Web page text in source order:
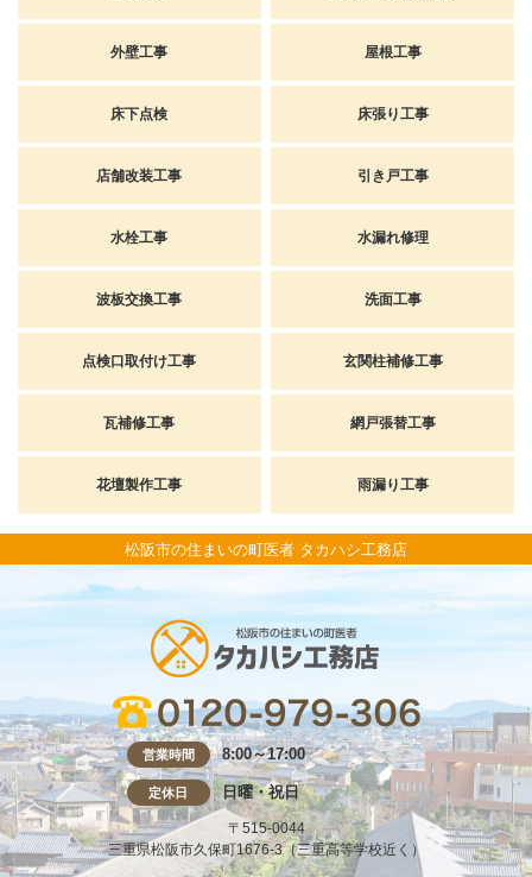
外壁工事 屋根工事
床下点検 床張り工事
店舗改装工事 引き戸工事
水栓工事 水漏れ修理
波板交換工事 洗面工事
点検口取付け工事 玄関柱補修工事
瓦補修工事 網戸張替工事
花壇製作工事 雨漏り工事
松阪市の住まいの町医者 タカハシ工務店
営業時間 8:00～17:00
定休日 日曜・祝日
〒515-0044
三重県松阪市久保町1676-3（三重高等学校近く）